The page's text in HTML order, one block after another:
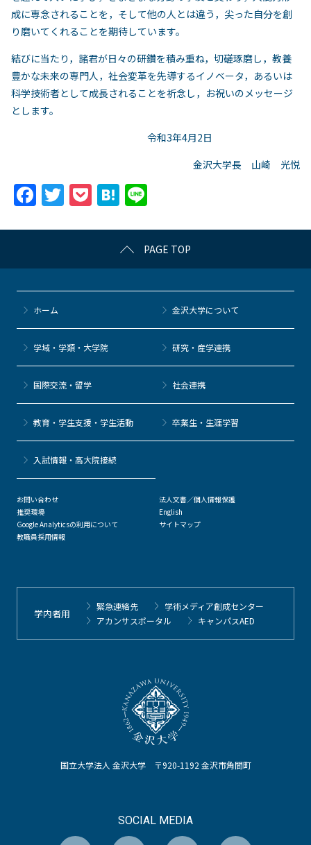
成に専念されることを，そして他の人とは違う，尖った自分を創
り磨いてくれることを期待しています。
結びに当たり，諸君が日々の研鑽を積み重ね，切磋琢磨し，教養
豊かな未来の専門人，社会変革を先導するイノベータ，あるいは
科学技術者として成長されることを祈念し，お祝いのメッセージ
とします。
令和3年4月2日
金沢大学長 山崎 光悦
F
c
e
b
o
o
k
T
itt
er
P
c
k
et
H
e
n
a
e
PAGE TOP
国立大学法人 金沢大学 〒920-1192 金沢市角間町
SOCIAL MEDIA
ホーム 金沢大学について
学域・学類・大学院 研究・産学連携
国際交流・留学 社会連携
教育・学生支援・学生活動 卒業生・生涯学習
⼊試情報・高大院接続
お問い合わせ
推奨環境
Google Analyticsの利用について
教職員採用情報
法人文書／個人情報保護
English
サイトマップ
学内者用
緊急連絡先
学術メディア創成センター
アカンサスポータル
キャンパスAED